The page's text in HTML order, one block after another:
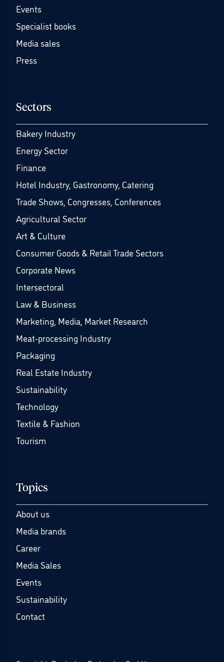
Events
Specialist books
Media sales
Press
Sectors
Bakery Industry
Energy Sector
Finance
Hotel Industry, Gastronomy, Catering
Trade Shows, Congresses, Conferences
Agricultural Sector
Art & Culture
Consumer Goods & Retail Trade Sectors
Corporate News
Intersectoral
Law & Business
Marketing, Media, Market Research
Meat-processing Industry
Packaging
Real Estate Industry
Sustainability
Technology
Textile & Fashion
Tourism
Topics
About us
Media brands
Career
Media Sales
Events
Sustainability
Contact